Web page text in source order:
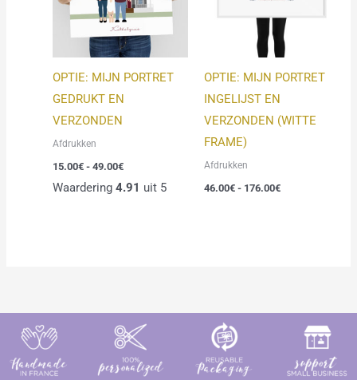
OPTIE: MIJN PORTRET
GEDRUKT EN
VERZONDEN
Afdrukken
15.00€ - 49.00€
Waardering4.91 uit 5
OPTIE: MIJN PORTRET
INGELIJST EN
VERZONDEN (WITTE
FRAME)
Afdrukken
46.00€ - 176.00€